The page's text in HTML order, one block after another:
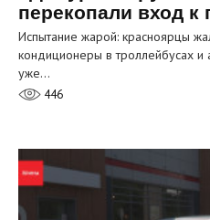
перекопали вход к
Испытание жарой: красноярцы
кондиционеры в троллейбусах и
уже…
446